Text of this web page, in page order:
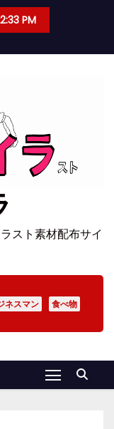
PM
スト素材配布サイ
ネスマン
食べ物